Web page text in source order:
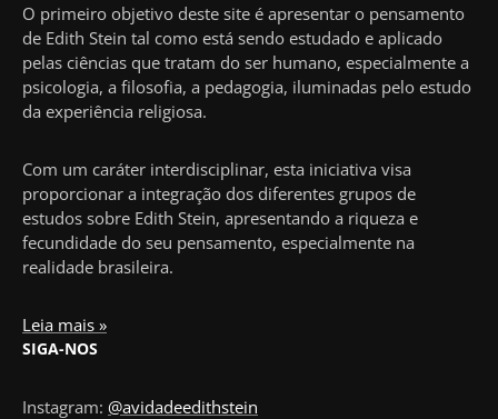
O primeiro objetivo deste site é apresentar o pensamento
de Edith Stein tal como está sendo estudado e aplicado
pelas ciências que tratam do ser humano, especialmente a
psicologia, a filosofia, a pedagogia, iluminadas pelo estudo
da experiência religiosa.
Com um caráter interdisciplinar, esta iniciativa visa
proporcionar a integração dos diferentes grupos de
estudos sobre Edith Stein, apresentando a riqueza e
fecundidade do seu pensamento, especialmente na
realidade brasileira.
Leia mais »
SIGA-NOS
Instagram: @avidadeedithstein